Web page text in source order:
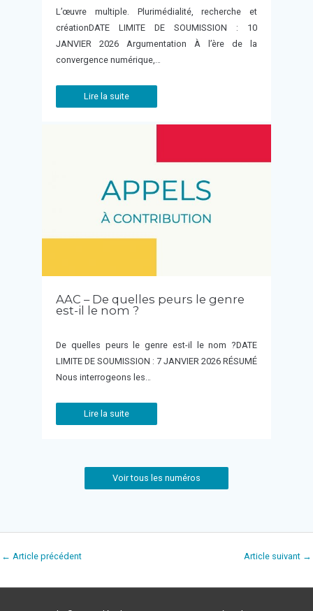
L’œuvre multiple. Plurimédialité, recherche et
créationDATE LIMITE DE SOUMISSION : 10
JANVIER 2026 Argumentation À l’ère de la
convergence numérique,…
Lire la suite
AAC – De quelles peurs le genre
est-il le nom ?
De quelles peurs le genre est-il le nom ?DATE
LIMITE DE SOUMISSION : 7 JANVIER 2026 RÉSUMÉ
Nous interrogeons les…
Lire la suite
Voir tous les numéros
← Article précédent Article suivant →